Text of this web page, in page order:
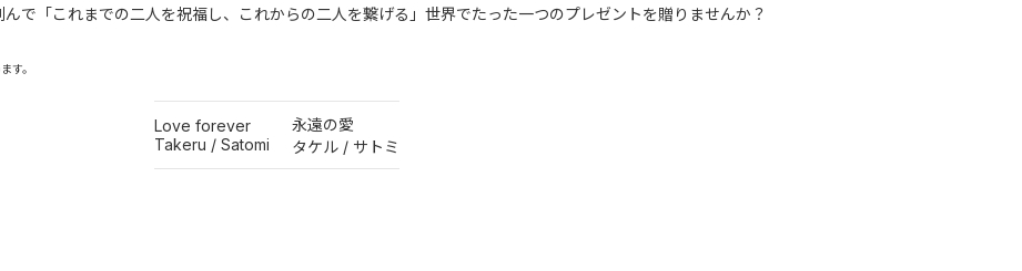
で「これまでの二人を祝福し、これからの二人を繋げる」世界でたった一つのプレゼントを贈りませんか？
す。
Love forever
Takeru / Satomi
永遠の愛
タケル / サトミ